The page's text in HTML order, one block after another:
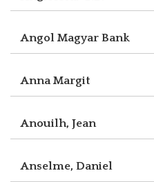
Angol Magyar Bank
Anna Margit
Anouilh, Jean
Anselme, Daniel